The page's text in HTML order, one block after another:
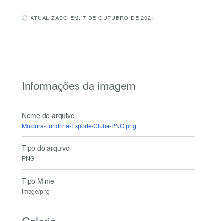
ATUALIZADO EM: 7 DE OUTUBRO DE 2021
Informações da imagem
Nome do arquivo
Moldura-Londrina-Esporte-Clube-PNG.png
Tipo do arquivo
PNG
Tipo Mime
image/png